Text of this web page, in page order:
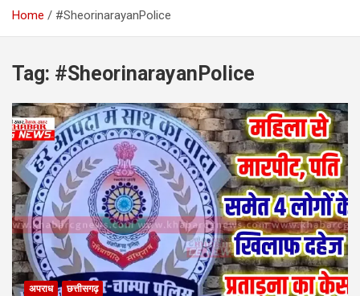
Home #SheorinarayanPolice
Tag: #SheorinarayanPolice
अपराध छत्तीसगढ़